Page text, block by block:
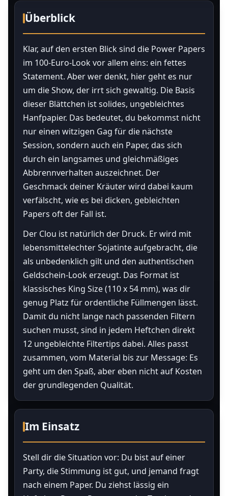
Überblick
Klar, auf den ersten Blick sind die Power Papers
im 100-Euro-Look vor allem eins: ein fettes
Statement. Aber wer denkt, hier geht es nur
um die Show, der irrt sich gewaltig. Die Basis
dieser Blättchen ist solides, ungebleichtes
Hanfpapier. Das bedeutet, du bekommst nicht
nur einen witzigen Gag für die nächste
Session, sondern auch ein Paper, das sich
durch ein langsames und gleichmäßiges
Abbrennverhalten auszeichnet. Der
Geschmack deiner Kräuter wird dabei kaum
verfälscht, wie es bei dicken, gebleichten
Papers oft der Fall ist.
Der Clou ist natürlich der Druck. Er wird mit
lebensmittelechter Sojatinte aufgebracht, die
als unbedenklich gilt und den authentischen
Geldschein-Look erzeugt. Das Format ist
klassisches King Size (110 x 54 mm), was dir
genug Platz für ordentliche Füllmengen lässt.
Damit du nicht lange nach passenden Filtern
suchen musst, sind in jedem Heftchen direkt
12 ungebleichte Filtertips dabei. Alles passt
zusammen, vom Material bis zur Message: Es
geht um den Spaß, aber eben nicht auf Kosten
der grundlegenden Qualität.
Im Einsatz
Stell dir die Situation vor: Du bist auf einer
Party, die Stimmung ist gut, und jemand fragt
nach einem Paper. Du ziehst lässig ein